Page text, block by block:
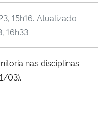
e Comunicações
15h16. Atualizado
16h33
nas disciplinas
03).